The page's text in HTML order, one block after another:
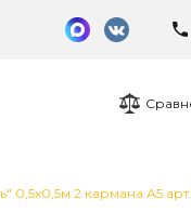
2 кармана А5